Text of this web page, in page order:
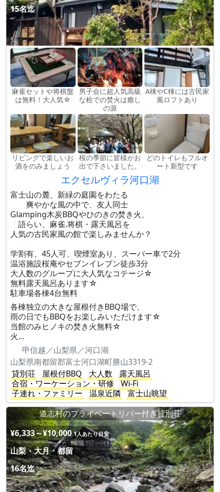
15名迄
麻雀セットや将棋盤
は無料！大人気☆
男子会に超人気高級
な桧での焚火は癒し
の源
A棟やC棟には古民家
風ロフトあり
リビングで楽しいお
酒をのみましょう
桜の季節に皆様がお
出で下さいました。
どのトイレもフルオ
ート新型です
エクセルヴィラ河口湖
富士山の麓、新緑の庭園をわたる
爽やかな風の中で、友人同士
Glamping木炭BBQやひのきの焚き火、
語らい、麻雀.将棋・露天風呂を
人気の古民家風の館で楽しみませんか？
学割有、45人可、喫煙室あり、スーパー車で2分
温浴施設桜庵やセブンイレブン徒歩3分
大人数のグループに大人気なコテージ☆
無料露天風呂あります☆
駐車場各棟4台無料
各棟独立の大きな屋根付きBBQ場で、
雨の日でもBBQをお楽しみいただけます☆
当館のみヒノキの焚き火無料☆
火…
甲信越／山梨県／河口湖
山梨県南都留郡富士河口湖町勝山3319-2
貸別荘
屋根付BBQ 大人数
露天風呂
合宿・ワーケーション・研修
Wi-Fi
子連れ・ファミリー
温泉近隣
富士山眺望
道志村のプライベートリバー付き貸別荘
¥6,333～¥10,000 1人あたり目安
山梨・大月・都留
16名迄